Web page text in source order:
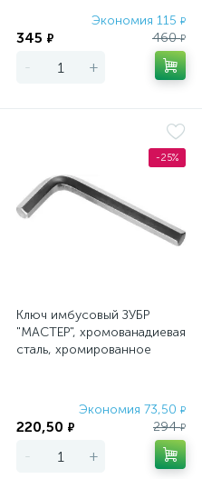
Экономия 115 ₽
345 ₽ 460₽
- +
-25%
Ключ имбусовый ЗУБР
"МАСТЕР", хромованадиевая
сталь, хромированное
Экономия 73,50 ₽
220,50 ₽ 294₽
- +